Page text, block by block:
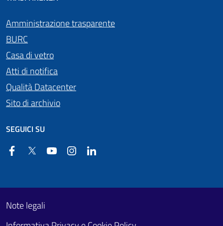
Amministrazione trasparente
BURC
Casa di vetro
Atti di notifica
Qualità Datacenter
Sito di archivio
SEGUICI SU
FacebookTwitter YouTube Instagram
Footer First
Useful links section
Note legali